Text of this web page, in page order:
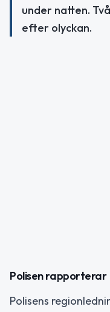
under natten.
efter olyckan.
Polisen rapporterar
Polisens